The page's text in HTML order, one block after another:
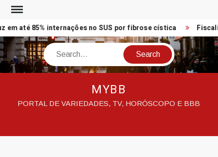
Skip
content
até 85% internações no SUS por fibrose cística
Search
MYBB
PORTAL DE VARIEDADES, TV, HORÓSCOPO E BBB